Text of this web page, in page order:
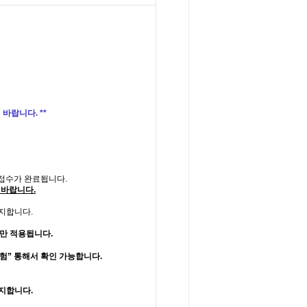
바랍니다. **
수가 완료됩니다.
랍니다.
합니다.
적용됩니다.
” 통해서 확인 가능합니다.
합니다.